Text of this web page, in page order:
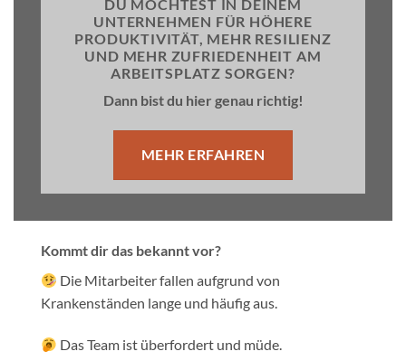
DU MÖCHTEST IN DEINEM
UNTERNEHMEN FÜR HÖHERE
PRODUKTIVITÄT, MEHR RESILIENZ
UND MEHR ZUFRIEDENHEIT AM
ARBEITSPLATZ SORGEN?
Dann bist du hier genau richtig!
MEHR ERFAHREN
Kommt dir das bekannt vor?
Die Mitarbeiter fallen aufgrund von
Krankenständen lange und häufig aus.
Das Team ist überfordert und müde.